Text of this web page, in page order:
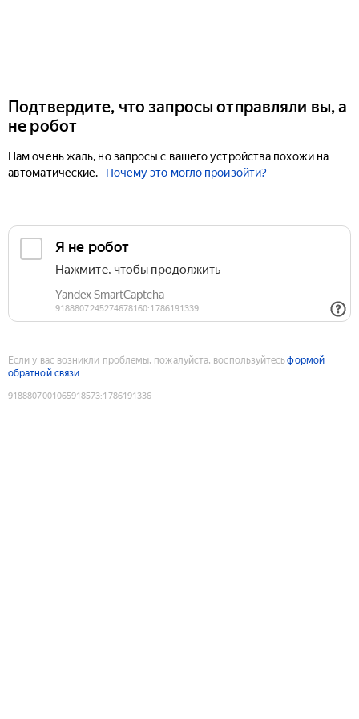
Подтвердите, что запросы отправляли вы, а
не робот
Нам очень жаль, но запросы с вашего устройства похожи на
автоматические.
Почему это могло произойти?
Если у вас возникли проблемы, пожалуйста, воспользуйтесьформой
обратной связи
9188807001065918573:1786191336